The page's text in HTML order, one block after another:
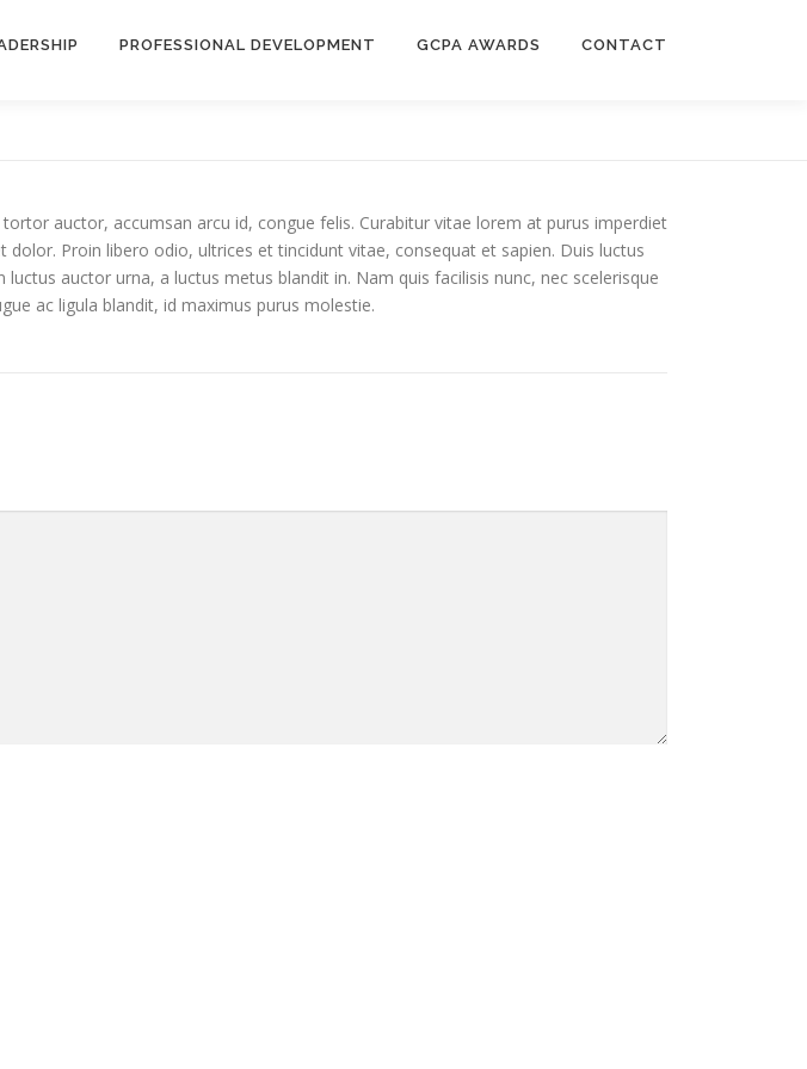
PROFESSIONAL DEVELOPMENT GCPA AWARDS CONTACT
auctor, accumsan arcu id, congue felis. Curabitur vitae lorem at purus imperdiet
Proin libero odio, ultrices et tincidunt vitae, consequat et sapien. Duis luctus
auctor urna, a luctus metus blandit in. Nam quis facilisis nunc, nec scelerisque
ac ligula blandit, id maximus purus molestie.